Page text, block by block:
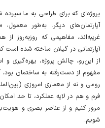
پروژه‌ای که برای طراحی به ما سپرده
آپارتمان‌های دیگر. به‌طور معمول،
غریبه‌اند، مفاهیمی که روزبه‌روز
آپارتمانی در گیلان ساخته شده است
از این‌رو، چالش پروژه، بهره‌گیری و
مفهوم از دست‌رفته به ساختمان بود،
رومی و نه از معماری امروزی
فرم و هم در لایه عملکرد، تا حد
مرور کنیم و از عناصر بصری و
شویم.